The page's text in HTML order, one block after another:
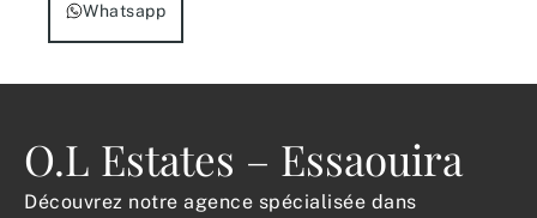
Whatsapp
O.L Estates – Essaouira
Découvrez notre agence spécialisée dans